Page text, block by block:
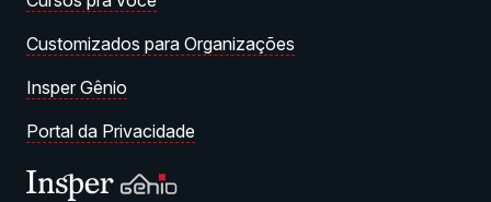
Customizados para Organizações
Insper Gênio
Portal da Privacidade